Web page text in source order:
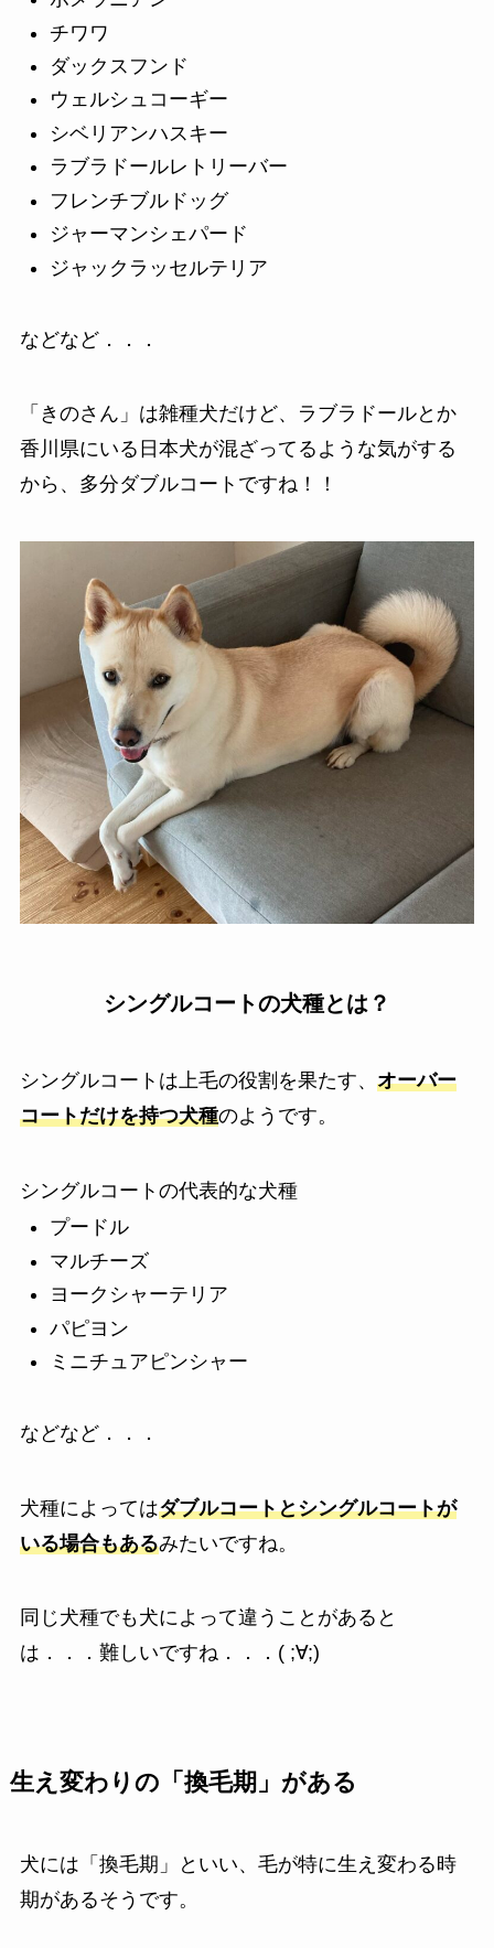
チワワ
ダックスフンド
ウェルシュコーギー
シベリアンハスキー
ラブラドールレトリーバー
フレンチブルドッグ
ジャーマンシェパード
ジャックラッセルテリア
などなど．．．
「きのさん」は雑種犬だけど、ラブラドールとか
香川県にいる日本犬が混ざってるような気がする
から、多分ダブルコートですね！！
シングルコートの犬種とは？
シングルコートは上毛の役割を果たす、 オーバー
コートだけを持つ犬種のようです。
シングルコートの代表的な犬種
プードル
マルチーズ
ヨークシャーテリア
パピヨン
ミニチュアピンシャー
などなど．．．
犬種によってはダブルコートとシングルコートが
いる場合もあるみたいですね。
同じ犬種でも犬によって違うことがあると
は．．．難しいですね．．．( ;∀;)
生え変わりの「換毛期」がある
犬には「換毛期」といい、毛が特に生え変わる時
期があるそうです。